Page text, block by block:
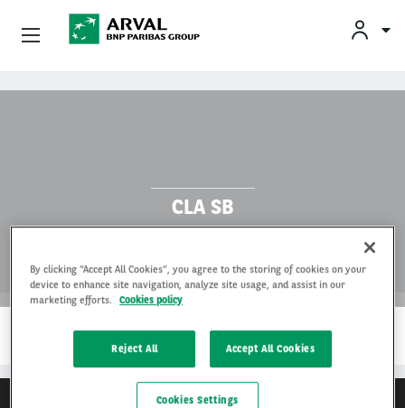
CLA SB
Privatleasing
Partnere
Om Arval
By clicking “Accept All Cookies”, you agree to the storing of cookies on your
device to enhance site navigation, analyze site usage, and assist in our
marketing efforts.
Cookies policy
Reject All Accept All Cookies
Cookies Settings